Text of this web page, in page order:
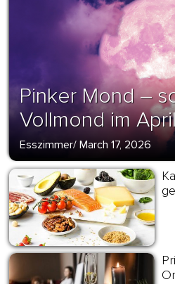
Pinker Mond –
Vollmond im
Esszimmer/ March 17, 2026